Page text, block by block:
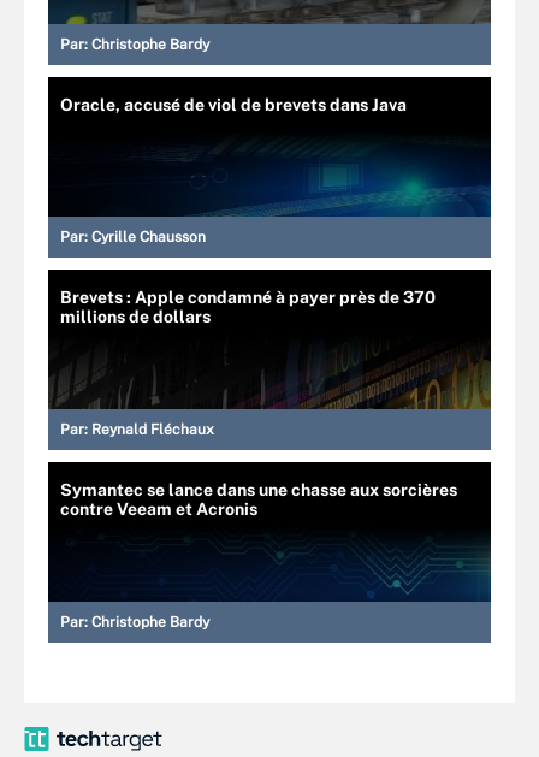
Par: Christophe Bardy
Oracle, accusé de viol de brevets dans Java
Par: Cyrille Chausson
Brevets : Apple condamné à payer près de 370
millions de dollars
Par: Reynald Fléchaux
Symantec se lance dans une chasse aux sorcières
contre Veeam et Acronis
Par: Christophe Bardy